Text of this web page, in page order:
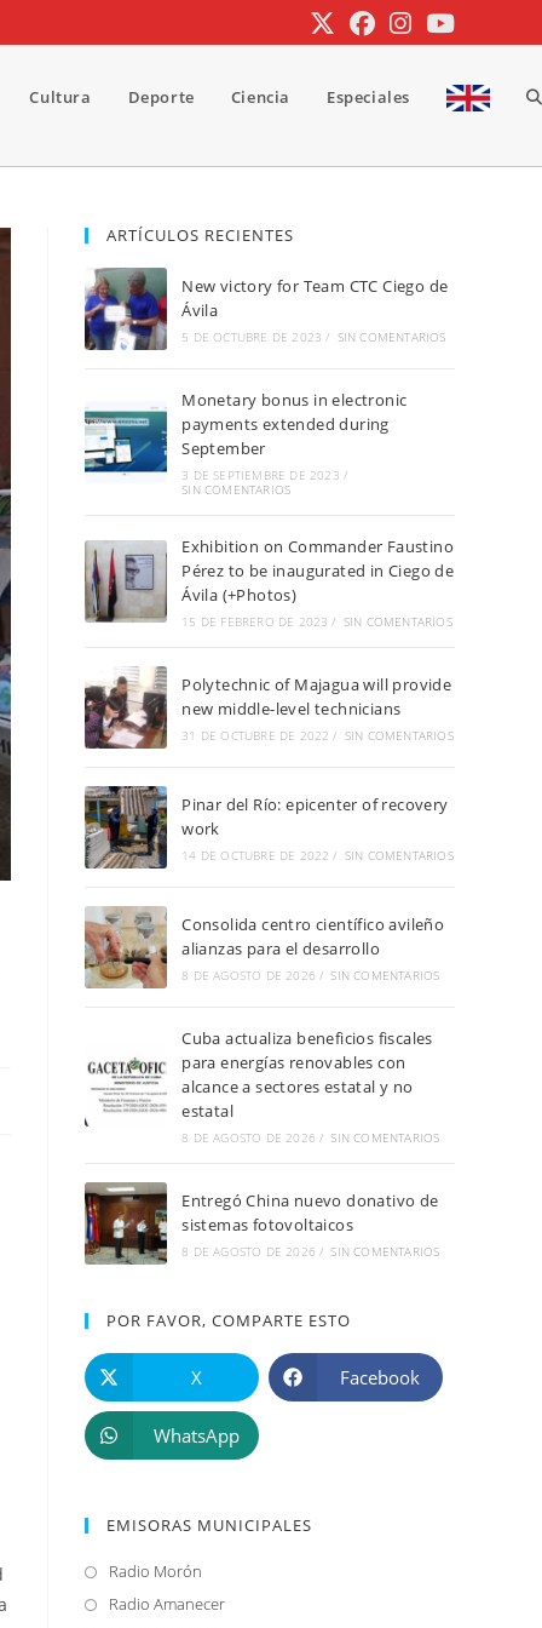
Cultura Deporte Ciencia Especiales
ARTÍCULOS RECIENTES
New victory for Team CTC Ciego de
Ávila
5 DE OCTUBRE DE 2023 / SIN COMENTARIOS
Monetary bonus in electronic
payments extended during
September
3 DE SEPTIEMBRE DE 2023 /
SIN COMENTARIOS
Exhibition on Commander Faustino
Pérez to be inaugurated in Ciego de
Ávila (+Photos)
15 DE FEBRERO DE 2023 / SIN COMENTARIOS
Polytechnic of Majagua will provide
new middle-level technicians
31 DE OCTUBRE DE 2022 / SIN COMENTARIOS
Pinar del Río: epicenter of recovery
work
14 DE OCTUBRE DE 2022 / SIN COMENTARIOS
Consolida centro científico avileño
alianzas para el desarrollo
8 DE AGOSTO DE 2026 / SIN COMENTARIOS
Cuba actualiza beneficios fiscales
para energías renovables con
alcance a sectores estatal y no
estatal
8 DE AGOSTO DE 2026 / SIN COMENTARIOS
Entregó China nuevo donativo de
sistemas fotovoltaicos
8 DE AGOSTO DE 2026 / SIN COMENTARIOS
POR FAVOR, COMPARTE ESTO
X Facebook
WhatsApp
EMISORAS MUNICIPALES
Radio Morón
abre
Radio AmanecerSe